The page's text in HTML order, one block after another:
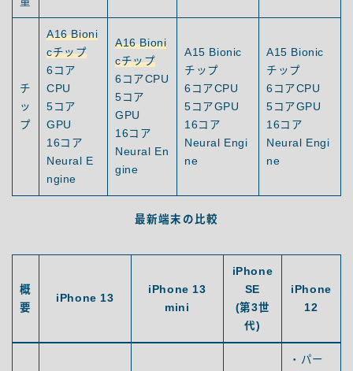
チ
ッ
プ
A16 Bioni
cチップ
6コア
CPU
5コア
GPU
16コア
Neural E
ngine
A16 Bioni
cチップ
6コアCPU
5コア
GPU
16コア
Neural En
gine
A15 Bionic
チップ
6コアCPU
5コアGPU
16コア
Neural Engi
ne
A15 Bionic
チップ
6コアCPU
5コアGPU
16コア
Neural Engi
ne
最新端末の比較
概
要
iPhone 13
iPhone 13
mini
iPhone
SE
(第3世
代)
iPhone
12
・パー